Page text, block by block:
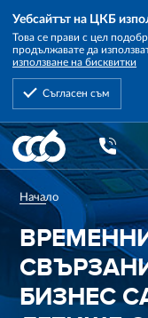
Уебсайтът на ЦКБ
Това се прави с цел
продължавате да
използване на бисквитки
Съгласен съм
Central
Cooperative
Bank
Начало
БИЗНЕС